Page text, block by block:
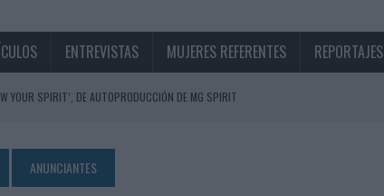
ENTREVISTAS MUJERES REFERENTES REPORTAJES
YOUR SPIRIT’, DE AUTOPRODUCCIÓN DE MG SPIRIT
MARCA CON UNA ESTRATEGIA 360º CENTRADA EN EL ORIGEN BARCELONÉS
ANUNCIANTES